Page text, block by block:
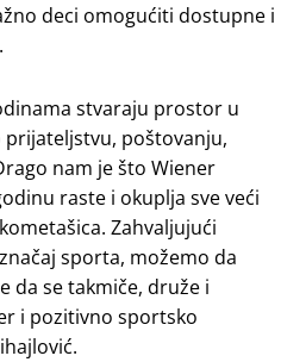
deci omogućiti dostupne i
stvaraju prostor u
poštovanju,
nam je što Wiener
raste i okuplja sve veći
Zahvaljujući
sporta, možemo da
da se takmiče, druže i
i pozitivno sportsko